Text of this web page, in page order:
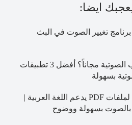
ايضا:
في برنامج تغيير الصوت في البث
كيفية تسجيل الكتب الصوتية مجاناً؟ أفضل 3 تطبيقات
بسهولة
أفضل قارئ صوتي لملفات PDF يدعم اللغة العربية |